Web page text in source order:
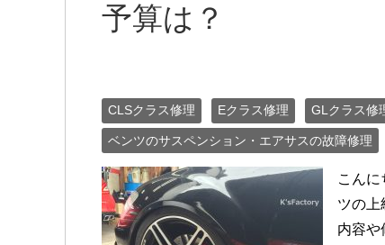
予算は？
CLSクラス修理 Eクラス修理 GLクラス修
ベンツのサスペンション・エアサスの故障修理
こん
ツの上
内容や